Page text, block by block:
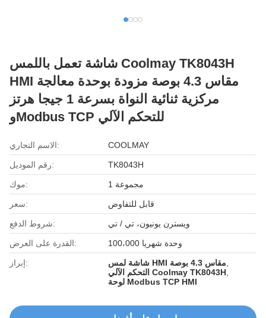
شاشة تعمل باللمس Coolmay TK8043H
HMI مقاس 4.3 بوصة مزودة بوحدة معالجة
مركزية ثنائية النواة بسرعة 1 جيجا هرتز
وModbus TCP للتحكم الآلي
الاسم التجاري: COOLMAY
رقم الموديل: TK8043H
موك: 1 مجموعة
سعر: قابل للتفاوض
شروط الدفع: ويسترن يونيون، تي / تي
القدرة على العرض: 100،000 وحدة شهريا
إبراز: شاشة لمس HMI مقاس 4.3 بوصة
التحكم الآلي Coolmay TK8043H
لوحة Modbus TCP HMI